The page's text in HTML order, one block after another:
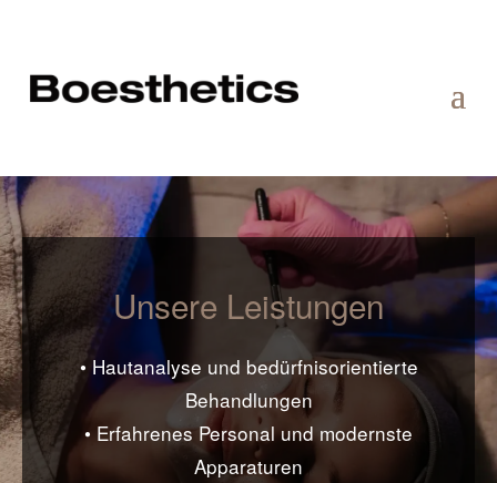
Unsere Leistungen
• Hautanalyse und bedürfnisorientierte
Behandlungen
• Erfahrenes Personal und modernste
Apparaturen